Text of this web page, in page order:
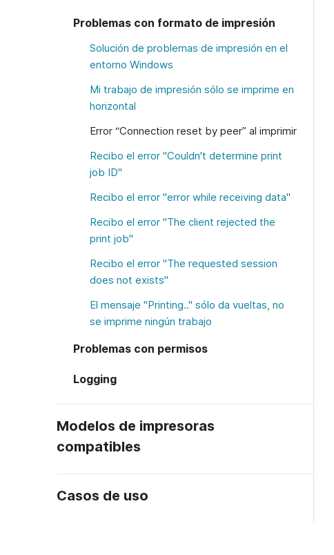
Problemas con formato de impresión
Solución de problemas de impresión en el
entorno Windows
Mi trabajo de impresión sólo se imprime en
horizontal
Error “Connection reset by peer” al imprimir
Recibo el error "Couldn't determine print
job ID"
Recibo el error "error while receiving data"
Recibo el error "The client rejected the
print job"
Recibo el error "The requested session
does not exists"
El mensaje "Printing.." sólo da vueltas, no
se imprime ningún trabajo
Problemas con permisos
Logging
Modelos de impresoras
compatibles
Casos de uso